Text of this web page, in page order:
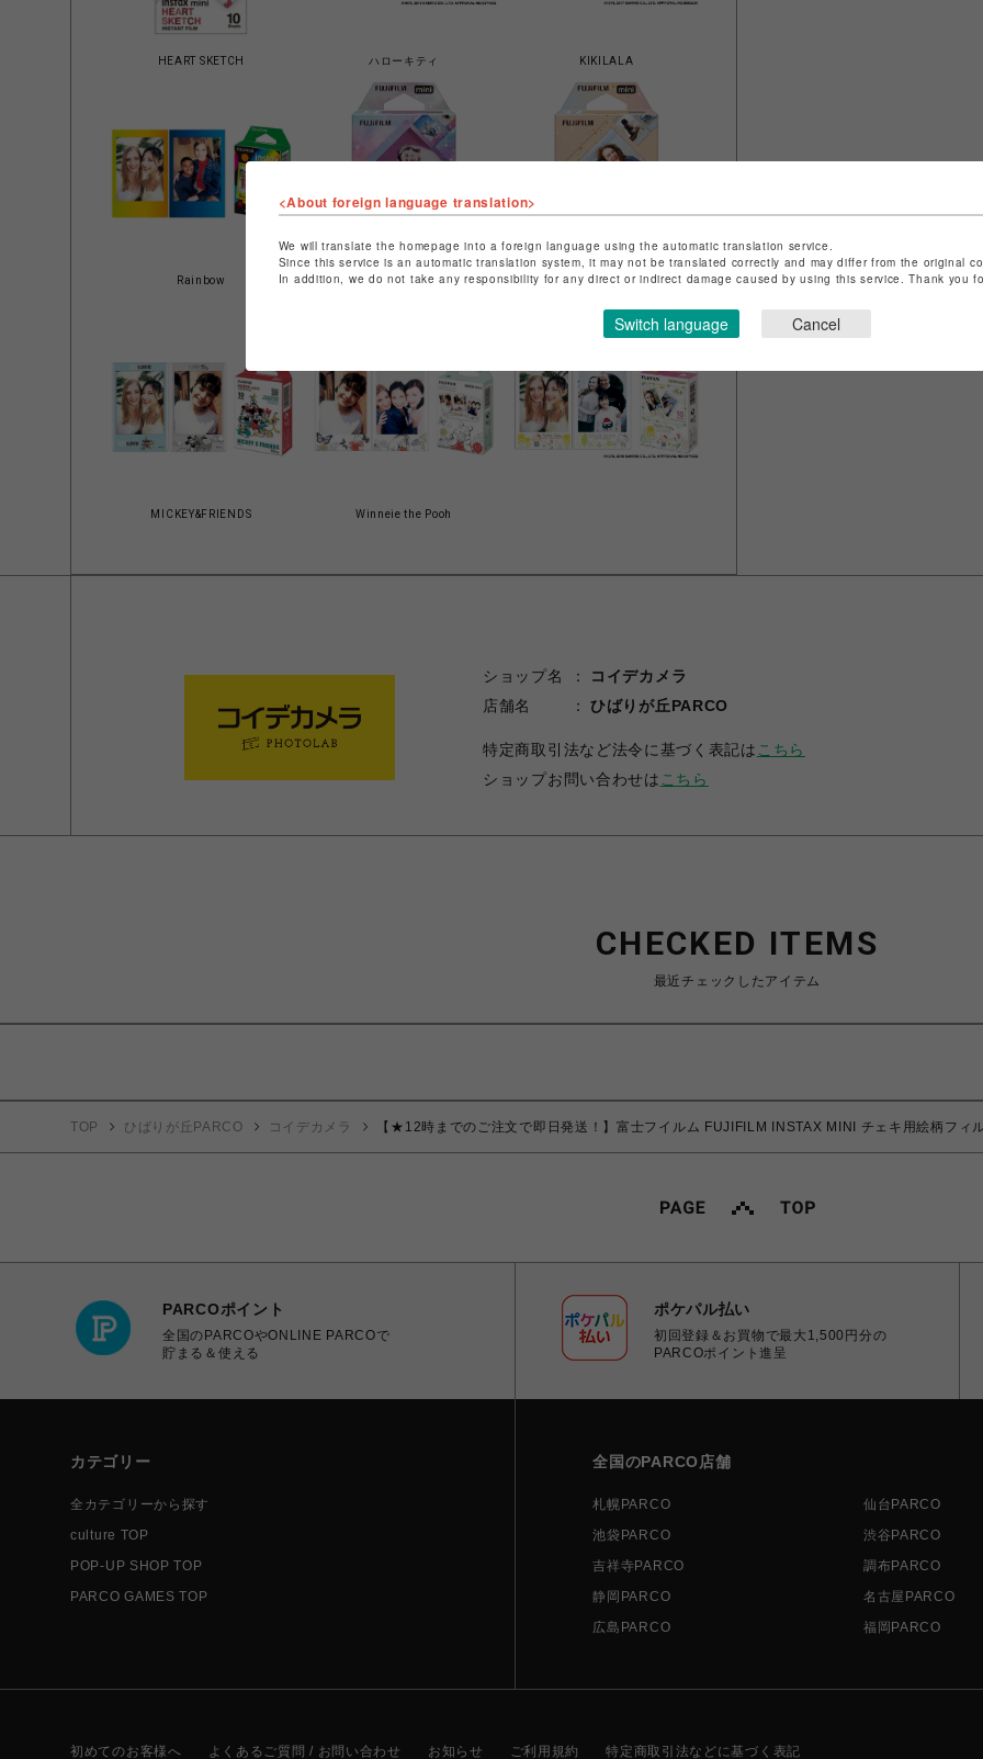
HEART SKETCH ハローキティ KIKILALA
Rainbow
PASTEL GALAXY（パステルギャラ
SOFT GLITTER（ソフトグリッタ
MICKEY&FRIENDS Winneie the Pooh
ショップ名
コイデカメラ
店舗名
ひばりが丘PARCO
特定商取引法など法令に基づく表記は こちら
ショップお問い合わせは こちら
CHECKED ITEMS
最近チェックしたアイテム
TOP ひばりが丘PARCO コイデカメラ 【★12時までのご注文で即日発送！】富士フイルム FUJIFILM INSTAX MINI チェキ用絵柄フ
PARCOポイント
全国のPARCOやONLINE PARCOで
貯まる＆使える
ポケパル払い
初回登録＆お買物で最大1,500円分の
PARCOポイント進呈
カテゴリー
全カテゴリーから探す
culture TOP
POP-UP SHOP TOP
PARCO GAMES TOP
全国のPARCO店舗
札幌PARCO 仙台PARCO
池袋PARCO
渋谷PARCO
吉祥寺PARCO
調布PARCO
静岡PARCO
名古屋PARCO
広島PARCO
福岡PARCO
初めてのお客様へ よくあるご質問 / お問い合わせ お知らせ ご利用規約 特定商取引法などに基づく表記
<About foreign language translation>
We will translate the homepage into a foreign language using the automatic translation service.
Since this service is an automatic translation system, it may not be translated correctly and may differ from the original
In addition, we do not take any responsibility for any direct or indirect damage caused by using this service. Thank you
Switch language Cancel